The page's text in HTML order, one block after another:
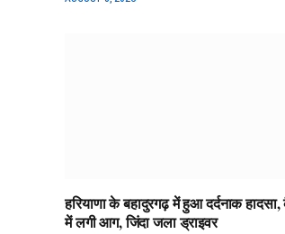
हरियाणा के बहादुरगढ़ में हुआ दर्दनाक
में लगी आग, जिंदा जला ड्राइवर